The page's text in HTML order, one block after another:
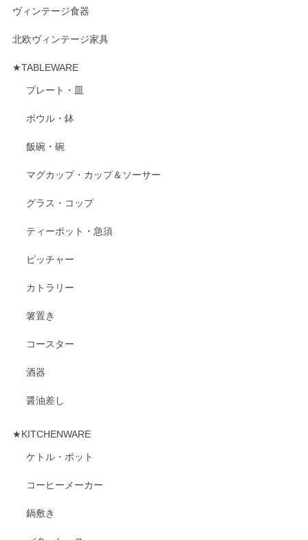
ヴィンテージ食器
北欧ヴィンテージ家具
★TABLEWARE
プレート・皿
ボウル・鉢
飯碗・碗
マグカップ・カップ＆ソーサー
グラス・コップ
ティーポット・急須
ピッチャー
カトラリー
箸置き
コースター
酒器
醤油差し
★KITCHENWARE
ケトル・ポット
コーヒーメーカー
鍋敷き